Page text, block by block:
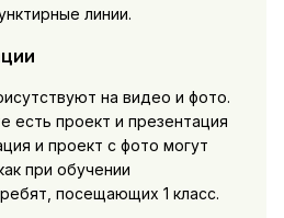
линии.
на видео и фото.
есть проект и презентация
и проект с фото могут
при обучении
посещающих 1 класс.